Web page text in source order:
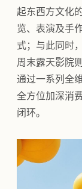
起东西方文化
览、表演及手
式；与此同时
周末露天影院
通过一系列全
全方位加深消
闭环。